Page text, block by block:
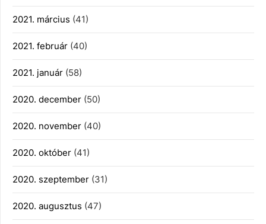
2021. március (41)
2021. február (40)
2021. január (58)
2020. december (50)
2020. november (40)
2020. október (41)
2020. szeptember (31)
2020. augusztus (47)